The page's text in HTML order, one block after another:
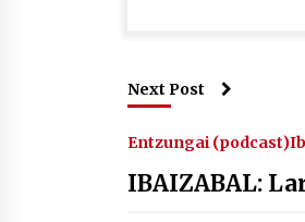
Next Post
Entzungai (podcast)
IBAIZABAL: